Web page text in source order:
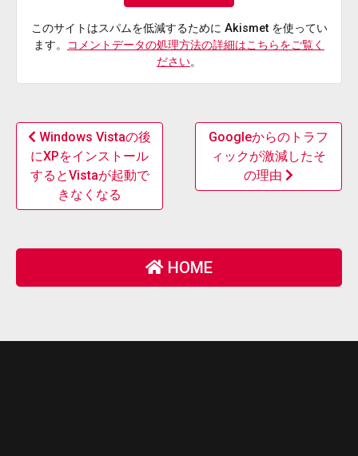
このサイトはスパムを低減するために Akismet を使ってい
ます。
コメントデータの処理方法の詳細はこちらをご覧く
ださい。
Windows Vistaの後
にXPをインストール
するとVistaが起動で
きなくなる
Googleからのトラフ
ィックが激減したそ
の理由
HOME